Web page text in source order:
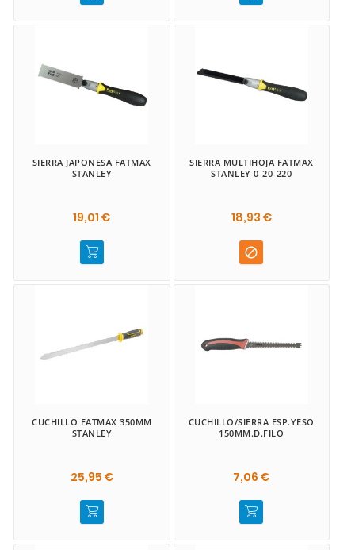
SIERRA JAPONESA FATMAX
STANLEY
19,01 €
SIERRA MULTIHOJA FATMAX
STANLEY 0-20-220
18,93 €

CUCHILLO FATMAX 350MM
STANLEY
25,95 €
CUCHILLO/SIERRA ESP.YESO
150MM.D.FILO
7,06 €